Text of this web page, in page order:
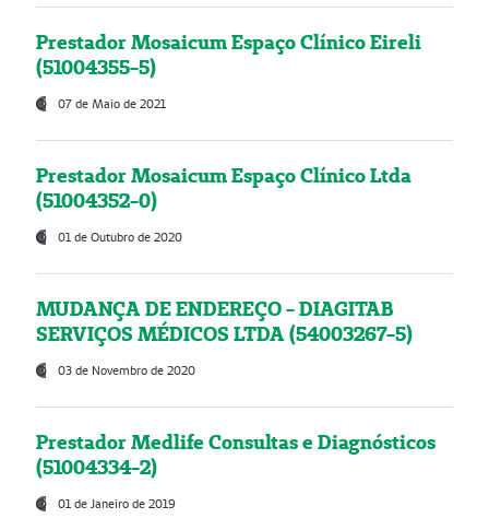
Prestador Mosaicum Espaço Clínico Eireli
(51004355-5)
07 de Maio de 2021
Prestador Mosaicum Espaço Clínico Ltda
(51004352-0)
01 de Outubro de 2020
MUDANÇA DE ENDEREÇO - DIAGITAB
SERVIÇOS MÉDICOS LTDA (54003267-5)
03 de Novembro de 2020
Prestador Medlife Consultas e Diagnósticos
(51004334-2)
01 de Janeiro de 2019